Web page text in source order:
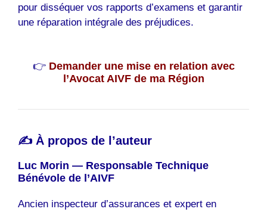
pour disséquer vos rapports d’examens et garantir
une réparation intégrale des préjudices.
👉 Demander une mise en relation avec
l’Avocat AIVF de ma Région
✍️ À propos de l’auteur
Luc Morin — Responsable Technique
Bénévole de l’AIVF
Ancien inspecteur d’assurances et expert en